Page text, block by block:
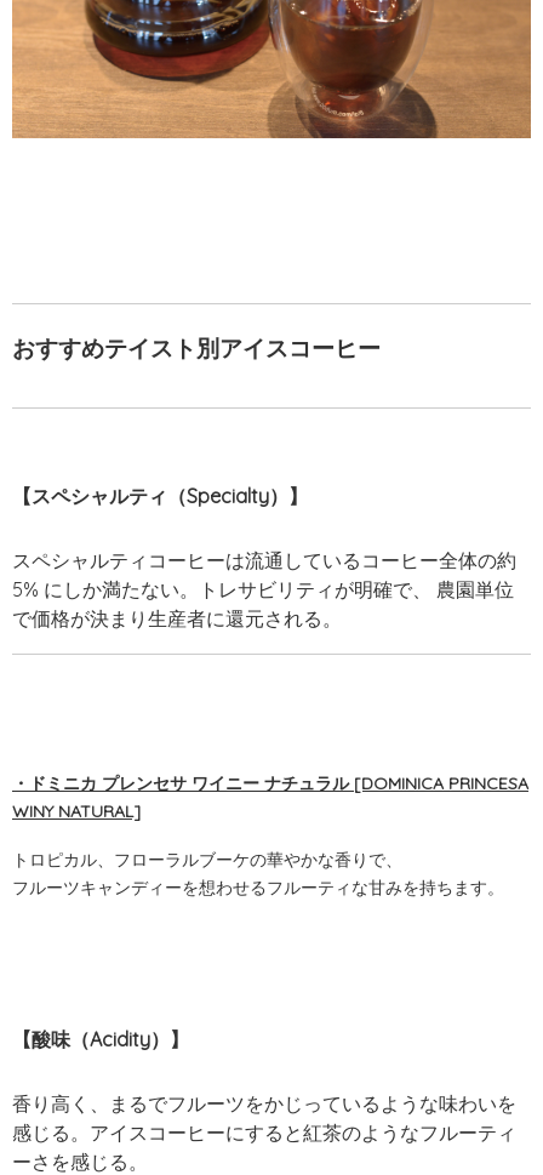
おすすめテイスト別アイスコーヒー
【スペシャルティ（Specialty）】
スペシャルティコーヒーは流通しているコーヒー全体の約
5% にしか満たない。トレサビリティが明確で、 農園単位
で価格が決まり生産者に還元される。
・ドミニカ プレンセサ ワイニー ナチュラル [DOMINICA PRINCESA
WINY NATURAL]
トロピカル、フローラルブーケの華やかな香りで、
フルーツキャンディーを想わせるフルーティな甘みを持ちます。
【酸味（Acidity）】
香り高く、まるでフルーツをかじっているような味わいを
感じる。アイスコーヒーにすると紅茶のようなフルーティ
ーさを感じる。